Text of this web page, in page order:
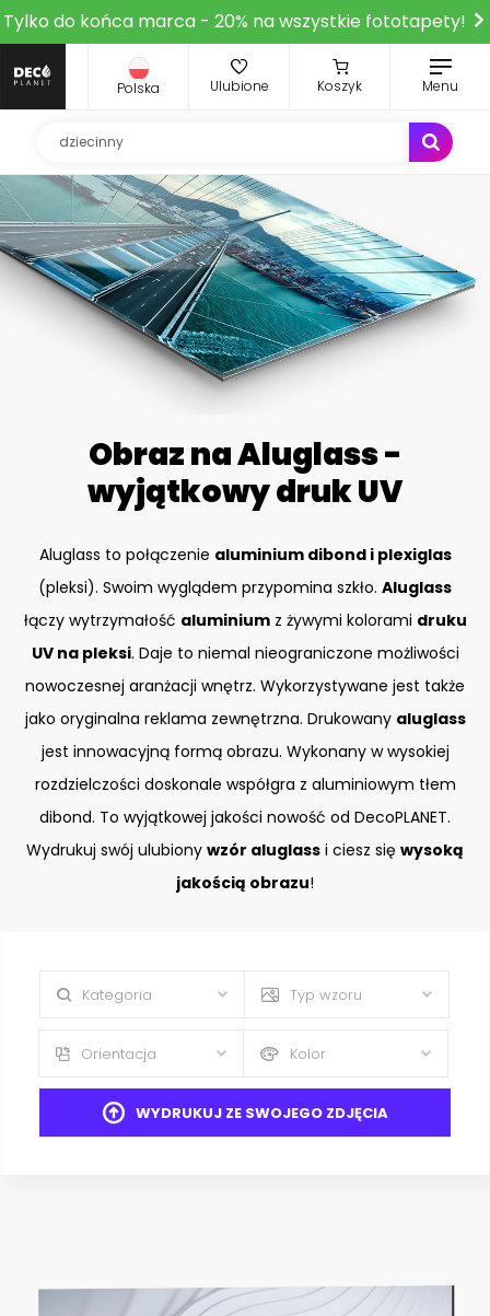
Tylko do końca marca - 20% na wszystkie fototapety!
Polska Ulubione Koszyk Menu
Obraz na Aluglass -
wyjątkowy druk UV
Aluglass to połączenie aluminium dibond i plexiglas
(pleksi). Swoim wyglądem przypomina szkło. Aluglass
łączy wytrzymałość aluminiumz żywymi kolorami druku
UV na pleksi. Daje to niemal nieograniczone możliwości
nowoczesnej aranżacji wnętrz. Wykorzystywane jest także
jako oryginalna reklama zewnętrzna. Drukowany aluglass
jest innowacyjną formą obrazu. Wykonany w wysokiej
rozdzielczości doskonale współgra z aluminiowym tłem
dibond. To wyjątkowej jakości nowość od DecoPLANET.
Wydrukuj swój ulubiony wzór aluglass i ciesz się wysoką
jakością obrazu!
Kategoria Typ wzoru
Orientacja Kolor
WYDRUKUJ ZE SWOJEGO ZDJĘCIA